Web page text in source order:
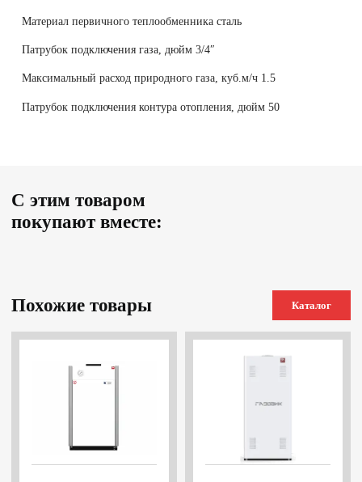
Материал первичного теплообменника сталь
Патрубок подключения газа, дюйм 3/4″
Максимальный расход природного газа, куб.м/ч 1.5
Патрубок подключения контура отопления, дюйм 50
С этим товаром
покупают вместе:
Похожие товары Каталог